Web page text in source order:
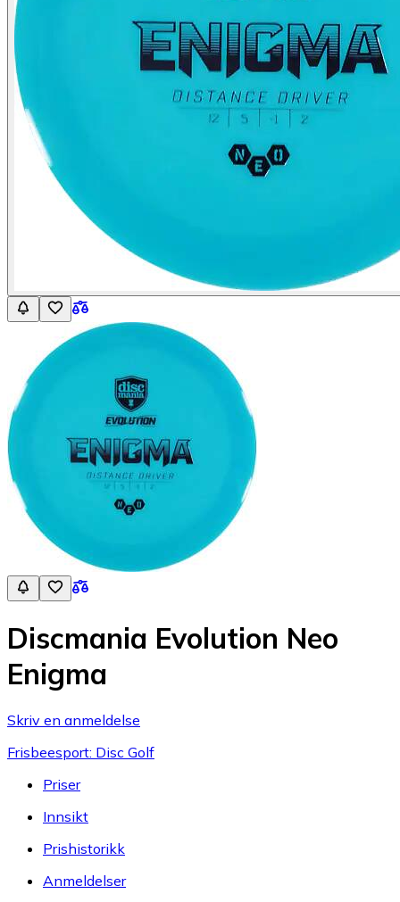
Discmania Evolution Neo
Enigma
Skriv en anmeldelse
Frisbeesport: Disc Golf
Priser
Innsikt
Prishistorikk
Anmeldelser